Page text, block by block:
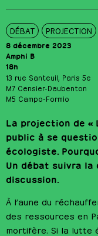
DÉBAT PROJECTION
8 décembre 2023
Amphi B
18h
13 rue Santeuil, Paris 5e
M7 Censier-Daubenton
M5 Campo-Formio
La projection de «
public à se
écologiste.
Un débat suivra
discussion.
À l’aune du
des ressources en
mortifère. Si la lutte